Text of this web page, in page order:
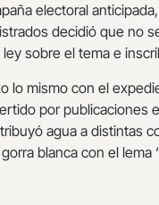
electoral
decidió que no
sobre el tema e
lo mismo con el
por publicaciones
agua a distintas
blanca con el lema